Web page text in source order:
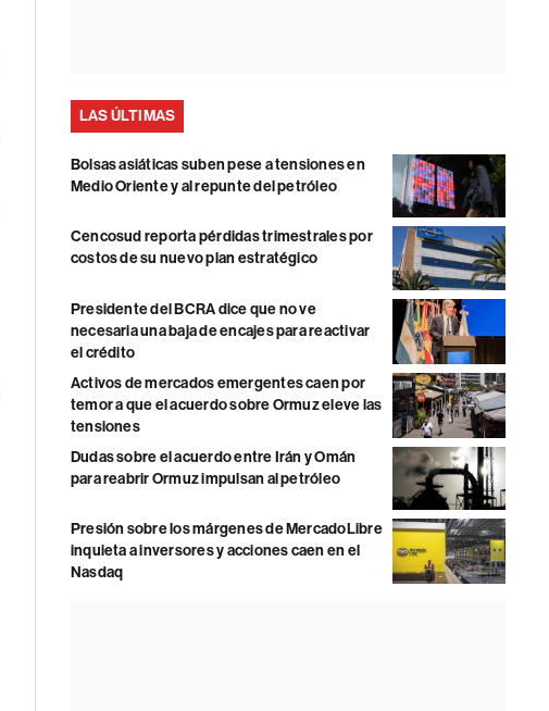
LAS ÚLTIMAS
Bolsas asiáticas suben pese a tensiones en
Medio Oriente y al repunte del petróleo
Cencosud reporta pérdidas trimestrales por
costos de su nuevo plan estratégico
Presidente del BCRA dice que no ve
necesaria una baja de encajes para reactivar
el crédito
Activos de mercados emergentes caen por
temor a que el acuerdo sobre Ormuz eleve las
tensiones
Dudas sobre el acuerdo entre Irán y Omán
para reabrir Ormuz impulsan al petróleo
Presión sobre los márgenes de MercadoLibre
inquieta a inversores y acciones caen en el
Nasdaq